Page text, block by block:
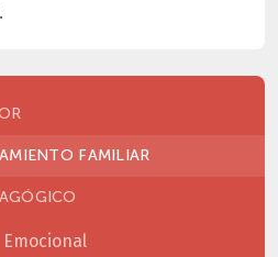
FAMILIAR